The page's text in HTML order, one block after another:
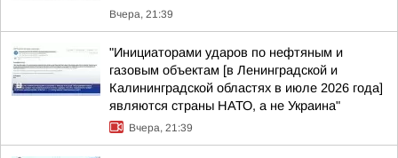
Вчера, 21:39
"Инициаторами ударов по нефтяным и
газовым объектам [в Ленинградской и
Калининградской областях в июле 2026 года]
являются страны НАТО, а не Украина"
Вчера, 21:39